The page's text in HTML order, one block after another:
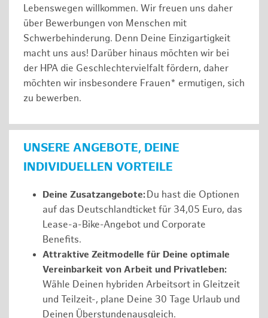
Lebenswegen willkommen. Wir freuen uns daher
über Bewerbungen von Menschen mit
Schwerbehinderung. Denn Deine Einzigartigkeit
macht uns aus! Darüber hinaus möchten wir bei
der HPA die Geschlechtervielfalt fördern, daher
möchten wir insbesondere Frauen* ermutigen, sich
zu bewerben.
UNSERE ANGEBOTE, DEINE
INDIVIDUELLEN VORTEILE
Deine Zusatzangebote: Du hast die Optionen
auf das Deutschlandticket für 34,05 Euro, das
Lease-a-Bike-Angebot und Corporate
Benefits.
Attraktive Zeitmodelle für Deine optimale
Vereinbarkeit von Arbeit und Privatleben:
Wähle Deinen hybriden Arbeitsort in Gleitzeit
und Teilzeit-, plane Deine 30 Tage Urlaub und
Deinen Überstundenausgleich.